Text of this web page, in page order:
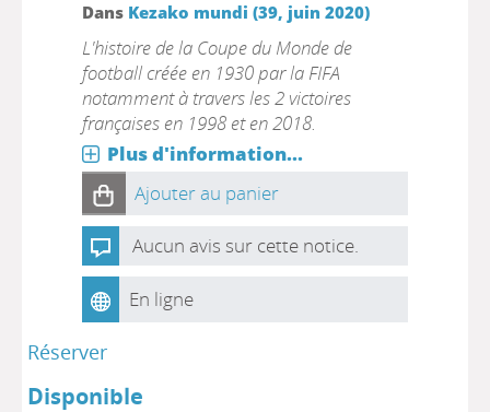
Dans Kezako mundi (39, juin 2020)
L'histoire de la Coupe du Monde de
football créée en 1930 par la FIFA
notamment à travers les 2 victoires
françaises en 1998 et en 2018.
Plus d'information...
Ajouter au panier
Aucun avis sur cette notice.
En ligne
Réserver
Disponible